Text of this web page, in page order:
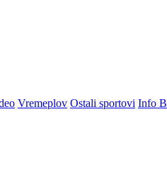
Vremeplov Ostali sportovi Info